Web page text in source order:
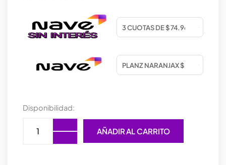
Disponibilidad:
MONITOR
AÑADIR AL CARRITO